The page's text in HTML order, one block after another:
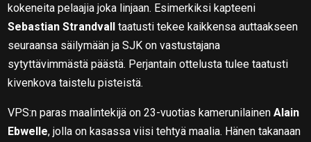
kokeneita pelaajia joka linjaan. Esimerkiksi kapteeni
Sebastian Strandvall taatusti tekee kaikkensa auttaakseen
seuraansa säilymään ja SJK on vastustajana
sytyttävimmästä päästä. Perjantain ottelusta tulee taatusti
kivenkova taistelu pisteistä.
VPS:n paras maalintekijä on 23-vuotias kamerunilainenAlain
Ebwelle, jolla on kasassa viisi tehtyä maalia. Hänen takanaan